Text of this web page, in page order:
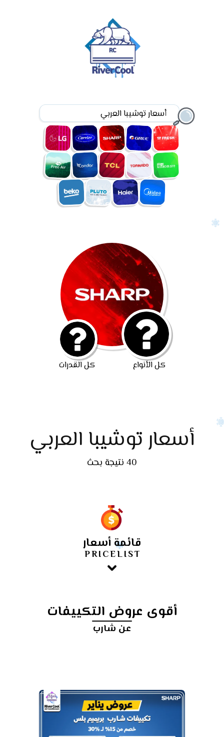
كل القدرات كل الأنواع
أسعار توشيبا العربي
40 نتيجة بحث
قائمة أسعار
PRICELIST
أقوى عروض التكييفات
عن شارب